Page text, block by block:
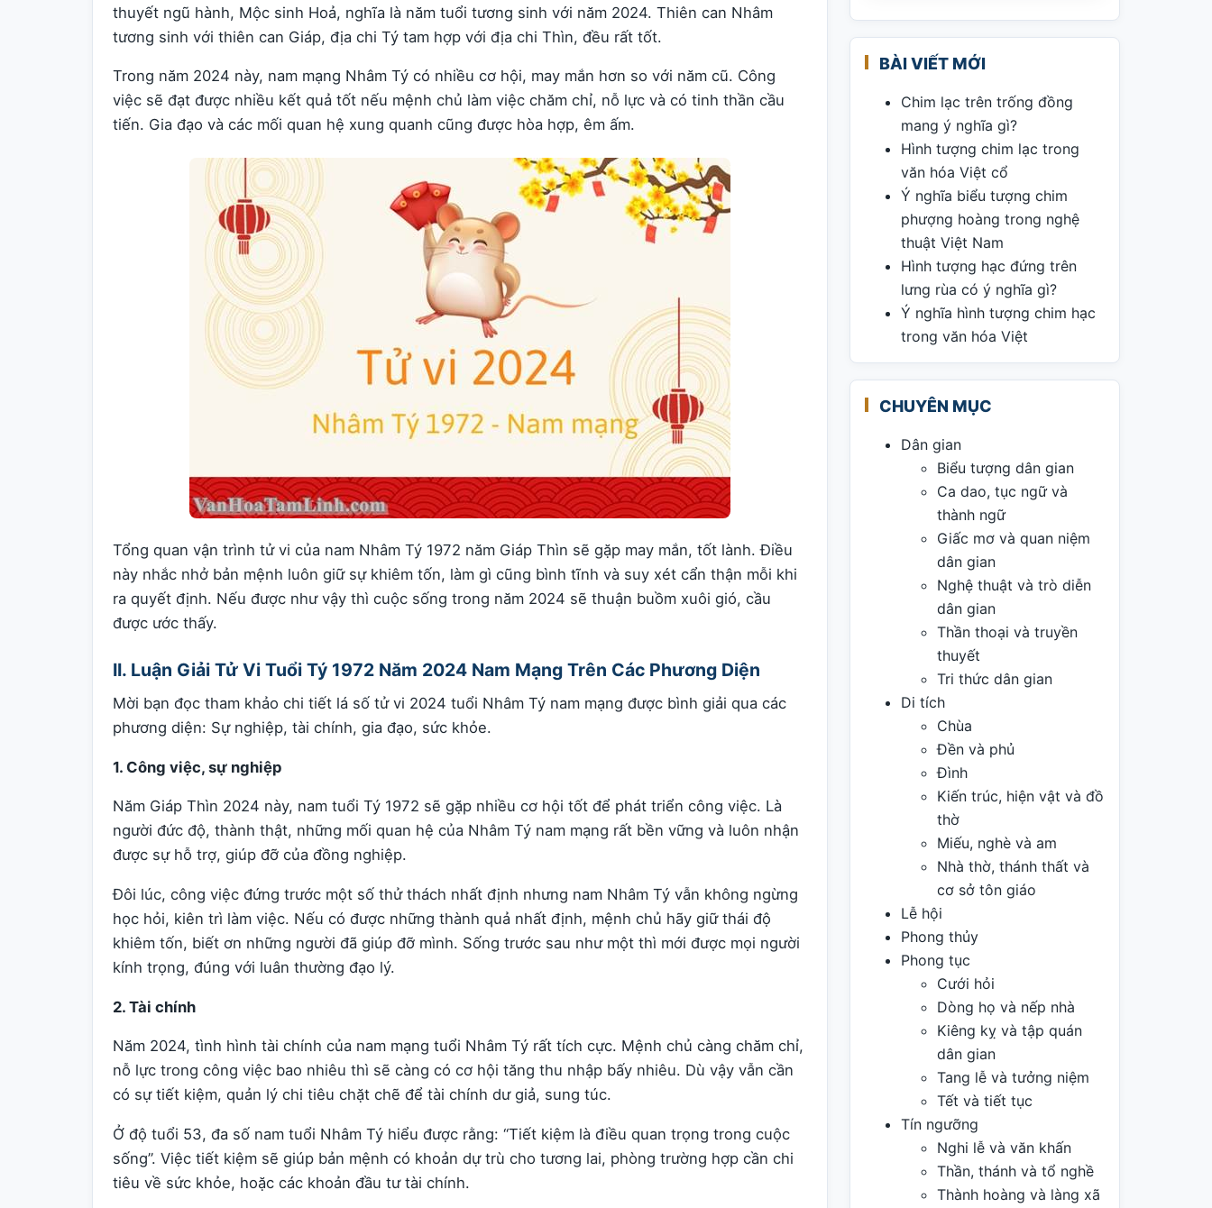
thuyết ngũ hành, Mộc sinh Hoả, nghĩa là năm tuổi tương sinh với năm 2024. Thiên can Nhâm
tương sinh với thiên can Giáp, địa chi Tý tam hợp với địa chi Thìn, đều rất tốt.
Trong năm 2024 này, nam mạng Nhâm Tý có nhiều cơ hội, may mắn hơn so với năm cũ. Công
việc sẽ đạt được nhiều kết quả tốt nếu mệnh chủ làm việc chăm chỉ, nỗ lực và có tinh thần cầu
tiến. Gia đạo và các mối quan hệ xung quanh cũng được hòa hợp, êm ấm.
Tổng quan vận trình tử vi của nam Nhâm Tý 1972 năm Giáp Thìn sẽ gặp may mắn, tốt lành. Điều
này nhắc nhở bản mệnh luôn giữ sự khiêm tốn, làm gì cũng bình tĩnh và suy xét cẩn thận mỗi khi
ra quyết định. Nếu được như vậy thì cuộc sống trong năm 2024 sẽ thuận buồm xuôi gió, cầu
được ước thấy.
II. Luận Giải Tử Vi Tuổi Tý 1972 Năm 2024 Nam Mạng Trên Các Phương Diện
Mời bạn đọc tham khảo chi tiết lá số tử vi 2024 tuổi Nhâm Tý nam mạng được bình giải qua các
phương diện: Sự nghiệp, tài chính, gia đạo, sức khỏe.
1. Công việc, sự nghiệp
Năm Giáp Thìn 2024 này, nam tuổi Tý 1972 sẽ gặp nhiều cơ hội tốt để phát triển công việc. Là
người đức độ, thành thật, những mối quan hệ của Nhâm Tý nam mạng rất bền vững và luôn nhận
được sự hỗ trợ, giúp đỡ của đồng nghiệp.
Đôi lúc, công việc đứng trước một số thử thách nhất định nhưng nam Nhâm Tý vẫn không ngừng
học hỏi, kiên trì làm việc. Nếu có được những thành quả nhất định, mệnh chủ hãy giữ thái độ
khiêm tốn, biết ơn những người đã giúp đỡ mình. Sống trước sau như một thì mới được mọi người
kính trọng, đúng với luân thường đạo lý.
2. Tài chính
Năm 2024, tình hình tài chính của nam mạng tuổi Nhâm Tý rất tích cực. Mệnh chủ càng chăm chỉ,
nỗ lực trong công việc bao nhiêu thì sẽ càng có cơ hội tăng thu nhập bấy nhiêu. Dù vậy vẫn cần
có sự tiết kiệm, quản lý chi tiêu chặt chẽ để tài chính dư giả, sung túc.
Ở độ tuổi 53, đa số nam tuổi Nhâm Tý hiểu được rằng: “Tiết kiệm là điều quan trọng trong cuộc
sống”. Việc tiết kiệm sẽ giúp bản mệnh có khoản dự trù cho tương lai, phòng trường hợp cần chi
tiêu về sức khỏe, hoặc các khoản đầu tư tài chính.
BÀI VIẾT MỚI
Chim lạc trên trống đồng
mang ý nghĩa gì?
Hình tượng chim lạc trong
văn hóa Việt cổ
Ý nghĩa biểu tượng chim
phượng hoàng trong nghệ
thuật Việt Nam
Hình tượng hạc đứng trên
lưng rùa có ý nghĩa gì?
Ý nghĩa hình tượng chim hạc
trong văn hóa Việt
CHUYÊN MỤC
Dân gian
Biểu tượng dân gian
Ca dao, tục ngữ và
thành ngữ
Giấc mơ và quan niệm
dân gian
Nghệ thuật và trò diễn
dân gian
Thần thoại và truyền
thuyết
Tri thức dân gian
Di tích
Chùa
Đền và phủ
Đình
Kiến trúc, hiện vật và đồ
thờ
Miếu, nghè và am
Nhà thờ, thánh thất và
cơ sở tôn giáo
Lễ hội
Phong thủy
Phong tục
Cưới hỏi
Dòng họ và nếp nhà
Kiêng kỵ và tập quán
dân gian
Tang lễ và tưởng niệm
Tết và tiết tục
Tín ngưỡng
Nghi lễ và văn khấn
Thần, thánh và tổ nghề
Thành hoàng và làng xã